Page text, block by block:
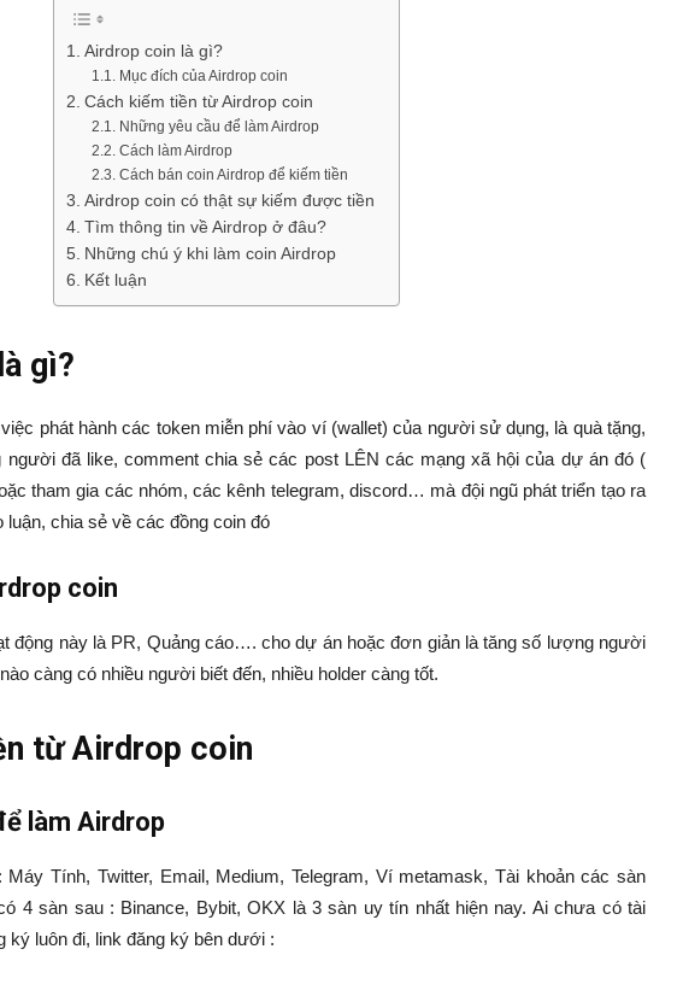
Airdrop coin là gì?
Mục đích của Airdrop coin
Cách kiếm tiền từ Airdrop coin
Những yêu cầu để làm Airdrop
Cách làm Airdrop
Cách bán coin Airdrop để kiếm tiền
Airdrop coin có thật sự kiếm được tiền
Tìm thông tin về Airdrop ở đâu?
Những chú ý khi làm coin Airdrop
Kết luận
gì?
phát hành các token miễn phí vào ví (wallet) của người sử dụng, là quà tặng,
người đã like, comment chia sẻ các post LÊN các mạng xã hội của dự án đó (
tham gia các nhóm, các kênh telegram, discord… mà đội ngũ phát triển tạo ra
chia sẻ về các đồng coin đó
coin
động này là PR, Quảng cáo…. cho dự án hoặc đơn giản là tăng số lượng người
càng có nhiều người biết đến, nhiều holder càng tốt.
từ Airdrop coin
làm Airdrop
Tính, Twitter, Email, Medium, Telegram, Ví metamask, Tài khoản các sàn
4 sàn sau : Binance, Bybit, OKX là 3 sàn uy tín nhất hiện nay. Ai chưa có tài
ký luôn đi, link đăng ký bên dưới :